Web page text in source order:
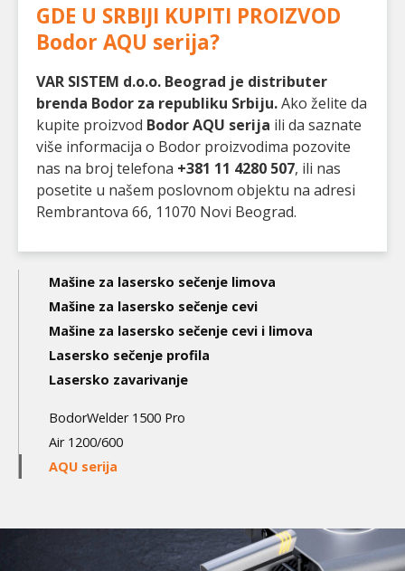
GDE U SRBIJI KUPITI PROIZVOD
Bodor AQU serija?
VAR SISTEM d.o.o. Beograd je distributer
brenda Bodor za republiku Srbiju.Ako želite da
kupite proizvod Bodor AQU serija ili da saznate
više informacija o Bodor proizvodima pozovite
nas na broj telefona +381 11 4280 507, ili nas
posetite u našem poslovnom objektu na adresi
Rembrantova 66, 11070 Novi Beograd.
Main
navigation
3nd
level
Mašine za lasersko sečenje limova
Mašine za lasersko sečenje cevi
Mašine za lasersko sečenje cevi i limova
Lasersko sečenje profila
Lasersko zavarivanje
BodorWelder 1500 Pro
Air 1200/600
AQU serija